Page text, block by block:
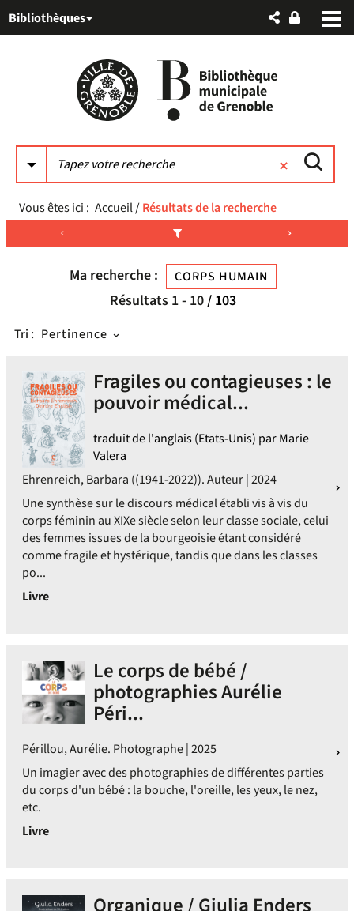
au
auBibliothèques
Vous êtes ici : Accueil/Résultats de la recherche
Ma recherche : CORPS HUMAIN
Résultats 1- 10/ 103
Tri : Pertinence
Fragiles ou contagieuses : le
pouvoir médical...
traduit de l'anglais (Etats-Unis) par Marie
Valera
Ehrenreich, Barbara ((1941-2022)). Auteur | 2024
Une synthèse sur le discours médical établi vis à vis du
corps féminin au XIXe siècle selon leur classe sociale, celui
des femmes issues de la bourgeoisie étant considéré
comme fragile et hystérique, tandis que dans les classes
po...
Livre
Le corps de bébé /
photographies Aurélie
Péri...
Périllou, Aurélie. Photographe | 2025
Un imagier avec des photographies de différentes parties
du corps d'un bébé : la bouche, l'oreille, les yeux, le nez,
etc.
Livre